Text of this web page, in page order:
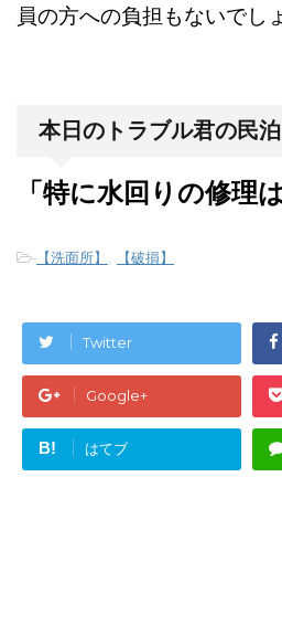
員の方への負担もないでし
本日のトラブル君の民
「特に水回りの修理
- 【洗面所】 【破損】
Twitter
Google+
B! はてブ